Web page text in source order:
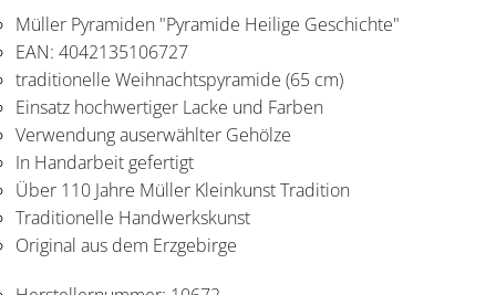
Müller Pyramiden "Pyramide Heilige Geschichte"
EAN: 4042135106727
traditionelle Weihnachtspyramide (65 cm)
Einsatz hochwertiger Lacke und Farben
Verwendung auserwählter Gehölze
In Handarbeit gefertigt
Über 110 Jahre Müller Kleinkunst Tradition
Traditionelle Handwerkskunst
Original aus dem Erzgebirge